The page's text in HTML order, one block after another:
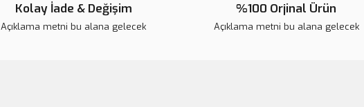
Kolay İade & Değişim
Açıklama metni bu alana gelecek
%100 Orjinal Ürün
Açıklama metni bu alana gelecek